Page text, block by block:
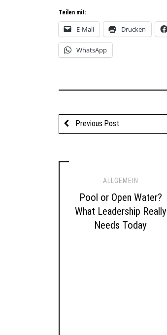
Teilen mit:
E-Mail Drucken
WhatsApp
Previous Post
ALLGEMEIN
Pool or Open Water?
What Leadership Really
Needs Today